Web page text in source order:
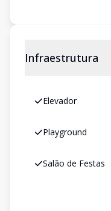
Infraestrutura
Elevador
Playground
Salão de Festas